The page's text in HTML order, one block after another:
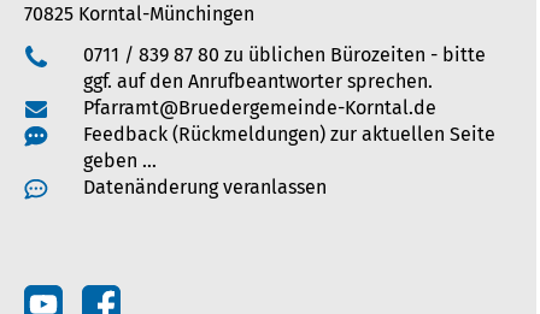
70825 Korntal-Münchingen
0711 / 839 87 80 zu üblichen Bürozeiten - bitte
ggf. auf den Anrufbeantworter sprechen.
Pfarramt@Bruedergemeinde-Korntal.de
Feedback (Rückmeldungen) zur aktuellen Seite
geben …
Datenänderung veranlassen